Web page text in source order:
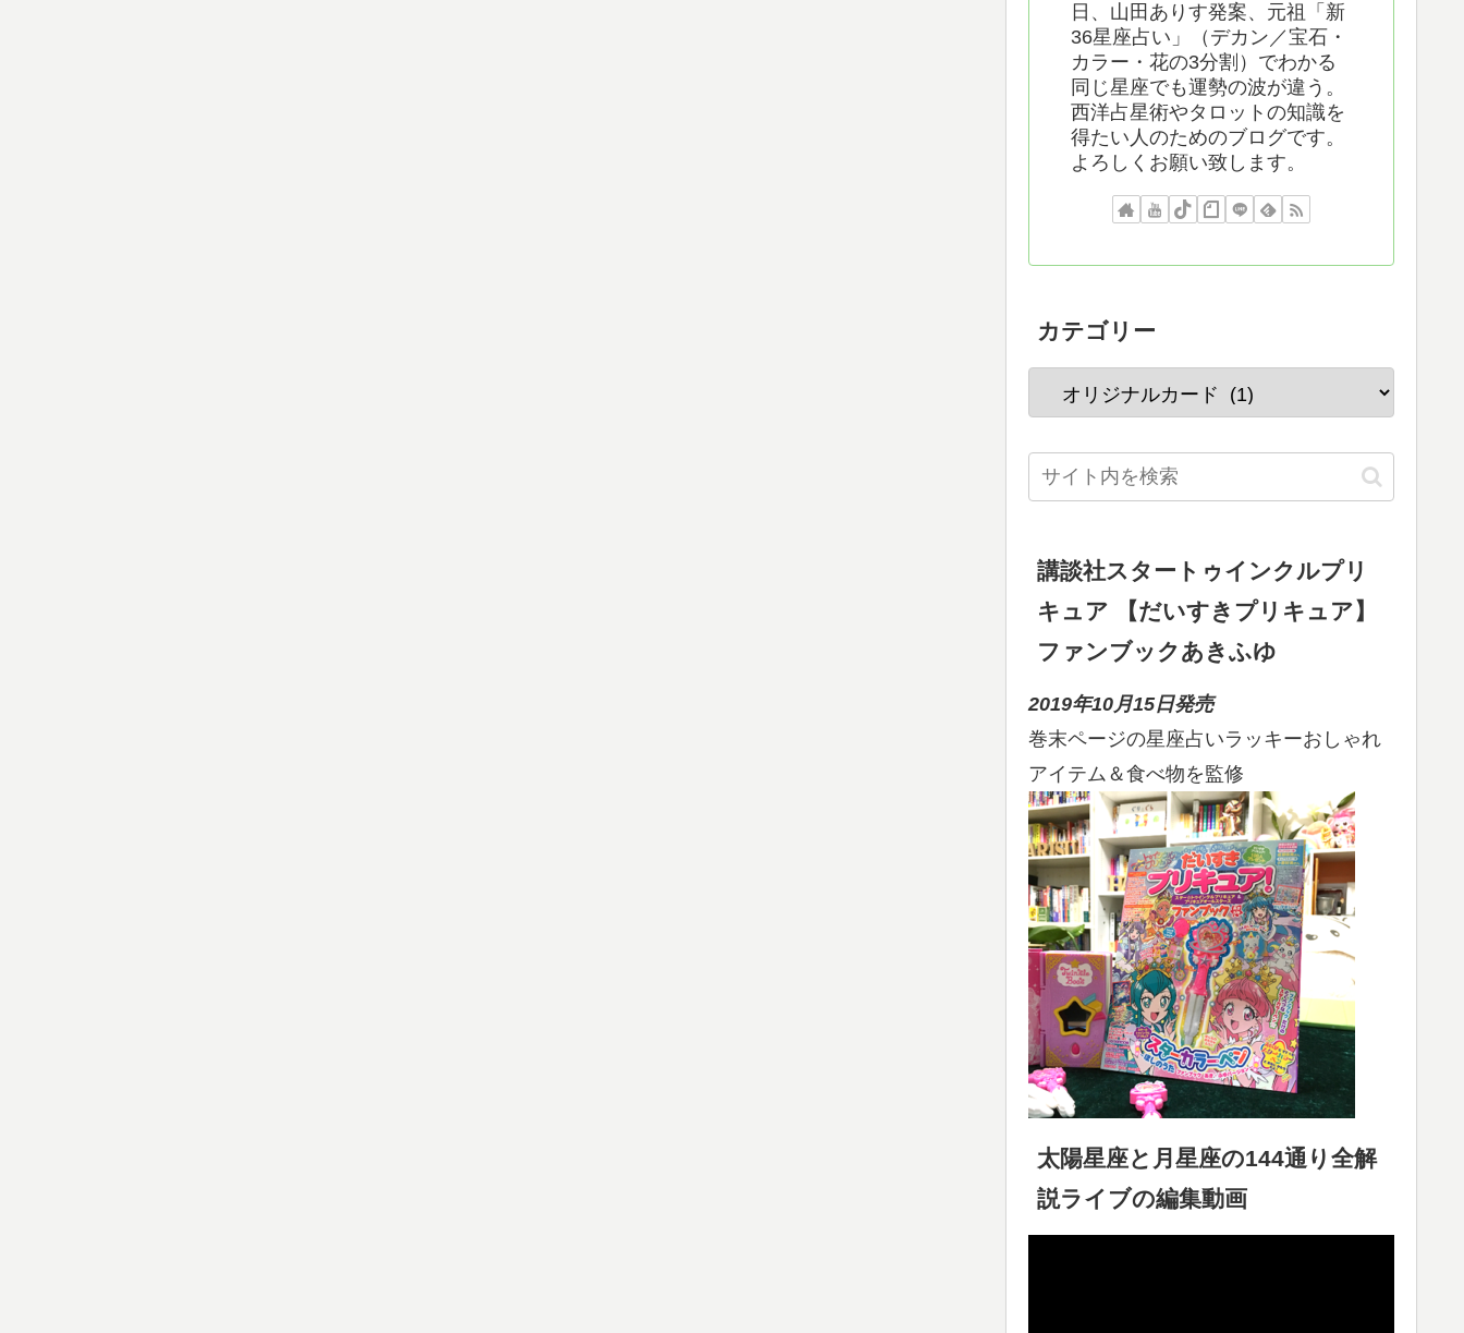
日、山田ありす発案、元祖「新
36星座占い」（デカン／宝石・
カラー・花の3分割）でわかる
同じ星座でも運勢の波が違う。
西洋占星術やタロットの知識を
得たい人のためのブログです。
よろしくお願い致します。
カテゴリー
講談社スタートゥインクルプリ
キュア 【だいすきプリキュア】
ファンブックあきふゆ
2019年10月15日発売
巻末ページの星座占いラッキーおしゃれ
アイテム＆食べ物を監修
太陽星座と月星座の144通り全解
説ライブの編集動画